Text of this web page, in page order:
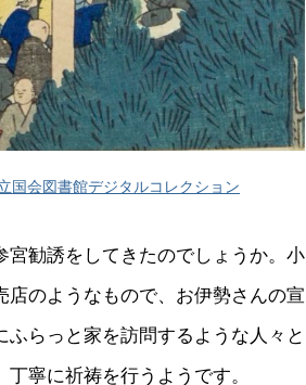
国会図書館デジタルコレクション
勧誘をしてきたのでしょうか。小
のようなもので、お伊勢さんの宣
らっと家を訪問するような人々と
寧に祈祷を行うようです。